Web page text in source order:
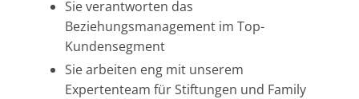
Sie verantworten das
Beziehungsmanagement im Top-
Kundensegment
Sie arbeiten eng mit unserem
Expertenteam für Stiftungen und Family